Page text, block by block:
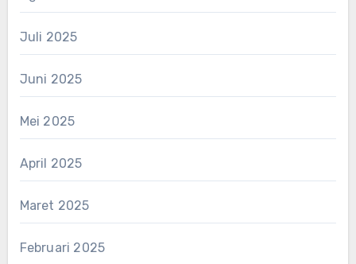
Juli 2025
Juni 2025
Mei 2025
April 2025
Maret 2025
Februari 2025